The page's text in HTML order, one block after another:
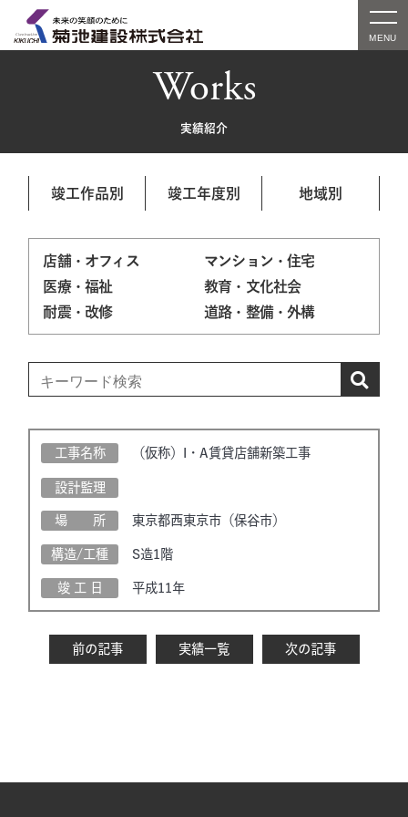
Works
実績紹介
竣工作品別 竣工年度別 地域別
店舗・オフィス
マンション・住宅
医療・福祉
教育・文化社会
耐震・改修
道路・整備・外構
工事名称 （仮称）I・A賃貸店舗新築工事
設計監理
場 所 東京都西東京市（保谷市）
構造/工種 S造1階
竣 工 日 平成11年
前の記事 実績一覧 次の記事